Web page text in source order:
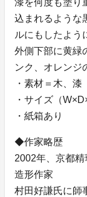
漆を何度も塗り
込まれるような
ルにもしたよう
外側下部に黄緑
ンク、オレンジ
・素材＝木、漆
・サイズ（
・紙箱あり
◆作家略歴
2002年、京都
造形作家
村田好謙氏に師